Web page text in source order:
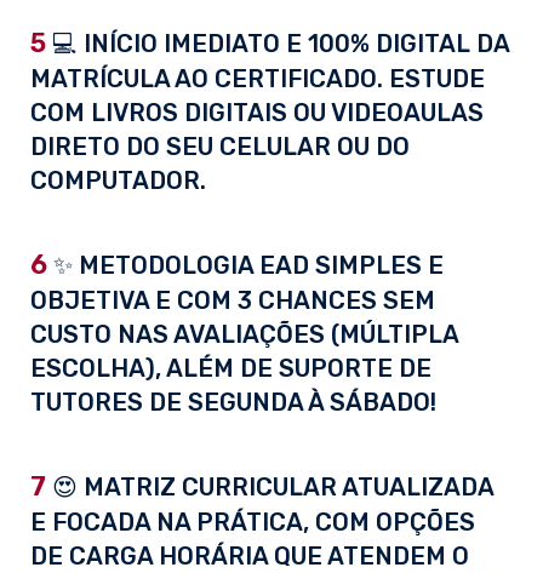
5 💻 INÍCIO IMEDIATO E 100% DIGITAL DA
MATRÍCULA AO CERTIFICADO. ESTUDE
COM LIVROS DIGITAIS OU VIDEOAULAS
DIRETO DO SEU CELULAR OU DO
COMPUTADOR.
6 ✨ METODOLOGIA EAD SIMPLES E
OBJETIVA E COM 3 CHANCES SEM
CUSTO NAS AVALIAÇÕES (MÚLTIPLA
ESCOLHA), ALÉM DE SUPORTE DE
TUTORES DE SEGUNDA À SÁBADO!
7 😍 MATRIZ CURRICULAR ATUALIZADA
E FOCADA NA PRÁTICA, COM OPÇÕES
DE CARGA HORÁRIA QUE ATENDEM O